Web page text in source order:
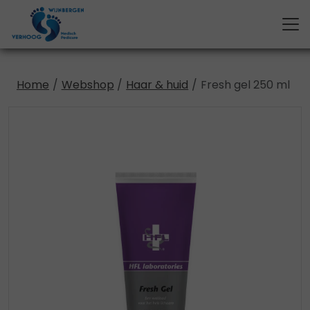
Home Webshop Haar & huid Fresh gel 250 ml